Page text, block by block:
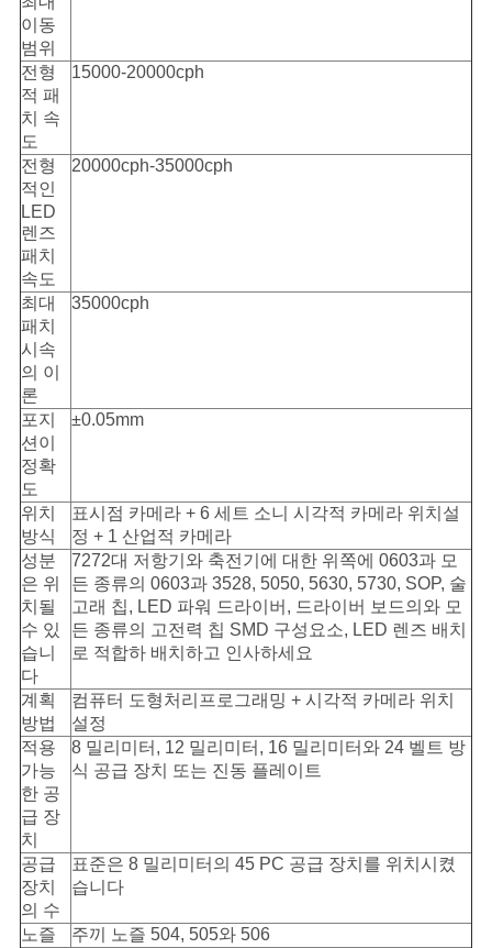
이동
범위
전형
적 패
치 속
도
15000-20000cph
전형
적인
LED
렌즈
패치
속도
20000cph-35000cph
최대
패치
시속
의 이
론
35000cph
포지
션이
정확
도
±0.05mm
위치
방식
표시점 카메라 + 6 세트 소니 시각적 카메라 위치설
정 + 1 산업적 카메라
성분
은 위
치될
수 있
습니
다
7272대 저항기와 축전기에 대한 위쪽에 0603과 모
든 종류의 0603과 3528, 5050, 5630, 5730, SOP, 술
고래 칩, LED 파워 드라이버, 드라이버 보드의와 모
든 종류의 고전력 칩 SMD 구성요소, LED 렌즈 배치
로 적합하 배치하고 인사하세요
계획
방법
컴퓨터 도형처리프로그래밍 + 시각적 카메라 위치
설정
적용
가능
한 공
급 장
치
8 밀리미터, 12 밀리미터, 16 밀리미터와 24 벨트 방
식 공급 장치 또는 진동 플레이트
공급
장치
의 수
표준은 8 밀리미터의 45 PC 공급 장치를 위치시켰
습니다
노즐
주끼 노즐 504, 505와 506